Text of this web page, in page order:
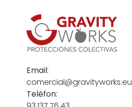
Email:
comercial@gravityworks.eu
Telèfon: